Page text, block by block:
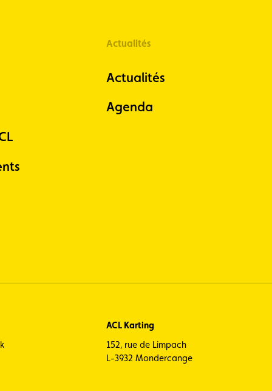
Actualités
Actualités
Agenda
ACL Karting
152, rue de Limpach
L-3932 Mondercange